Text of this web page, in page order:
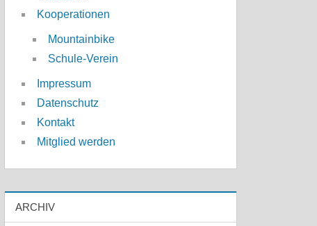
Kooperationen
Mountainbike
Schule-Verein
Impressum
Datenschutz
Kontakt
Mitglied werden
ARCHIV